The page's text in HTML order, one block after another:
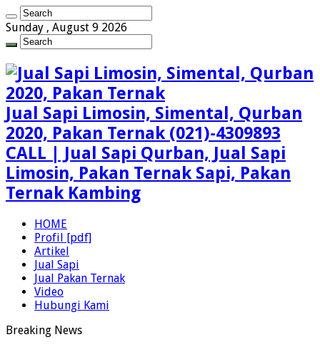
Sunday , August 9 2026
Jual Sapi Limosin, Simental, Qurban
2020, Pakan Ternak (021)-4309893
CALL | Jual Sapi Qurban, Jual Sapi
Limosin, Pakan Ternak Sapi, Pakan
Ternak Kambing
HOME
Profil [pdf]
Artikel
Jual Sapi
Jual Pakan Ternak
Video
Hubungi Kami
Breaking News